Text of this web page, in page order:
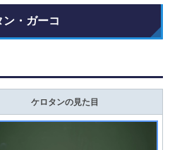
・ガーコ
ケロタンの見た目